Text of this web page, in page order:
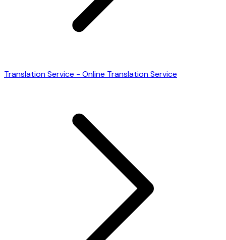
Translation Service - Online Translation Service